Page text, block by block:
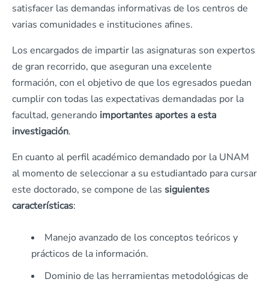
satisfacer las demandas informativas de los centros de
varias comunidades e instituciones afines.
Los encargados de impartir las asignaturas son expertos
de gran recorrido, que aseguran una excelente
formación, con el objetivo de que los egresados puedan
cumplir con todas las expectativas demandadas por la
facultad, generando importantes aportes a esta
investigación.
En cuanto al perfil académico demandado por la UNAM
al momento de seleccionar a su estudiantado para cursar
este doctorado, se compone de las siguientes
características:
Manejo avanzado de los conceptos teóricos y
prácticos de la información.
Dominio de las herramientas metodológicas de